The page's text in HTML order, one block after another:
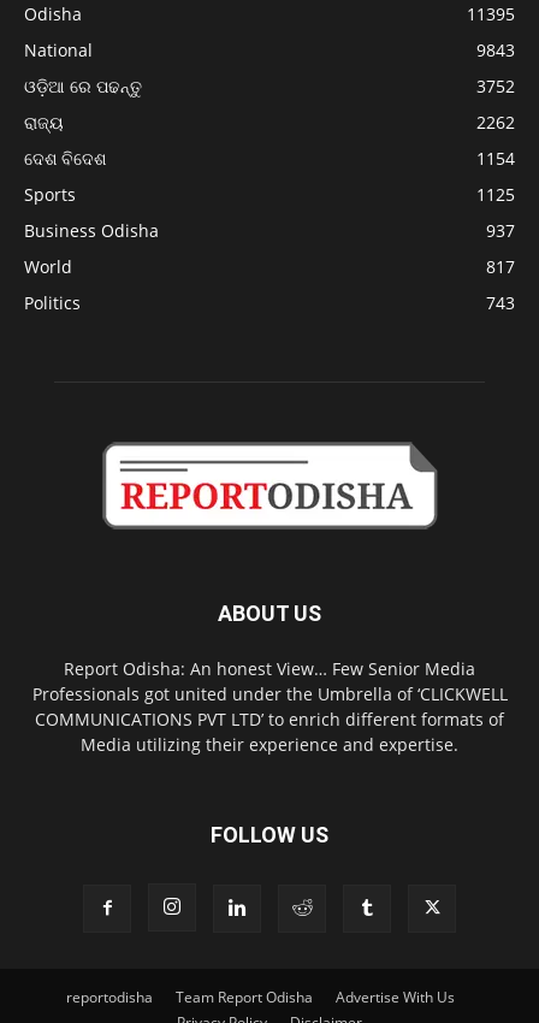
Odisha
11395
National
9843
ଓଡ଼ିଆ ରେ ପଢନ୍ତୁ
3752
ରାଜ୍ୟ
2262
ଦେଶ ବିଦେଶ
1154
Sports
1125
Business Odisha
937
World
817
Politics
743
ABOUT US
Report Odisha: An honest View… Few Senior Media
Professionals got united under the Umbrella of ‘CLICKWELL
COMMUNICATIONS PVT LTD’ to enrich different formats of
Media utilizing their experience and expertise.
FOLLOW US
reportodisha Team Report Odisha
Advertise With Us